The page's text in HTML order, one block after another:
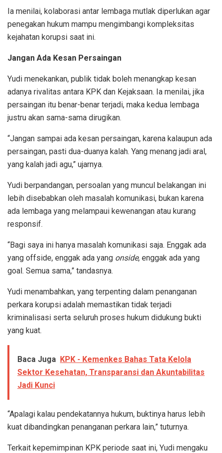
Ia menilai, kolaborasi antar lembaga mutlak diperlukan agar
penegakan hukum mampu mengimbangi kompleksitas
kejahatan korupsi saat ini.
Jangan Ada Kesan Persaingan
Yudi menekankan, publik tidak boleh menangkap kesan
adanya rivalitas antara KPK dan Kejaksaan. Ia menilai, jika
persaingan itu benar-benar terjadi, maka kedua lembaga
justru akan sama-sama dirugikan.
“Jangan sampai ada kesan persaingan, karena kalaupun ada
persaingan, pasti dua-duanya kalah. Yang menang jadi aral,
yang kalah jadi agu,” ujarnya.
Yudi berpandangan, persoalan yang muncul belakangan ini
lebih disebabkan oleh masalah komunikasi, bukan karena
ada lembaga yang melampaui kewenangan atau kurang
responsif.
“Bagi saya ini hanya masalah komunikasi saja. Enggak ada
yang offside, enggak ada yang onside, enggak ada yang
goal. Semua sama,” tandasnya.
Yudi menambahkan, yang terpenting dalam penanganan
perkara korupsi adalah memastikan tidak terjadi
kriminalisasi serta seluruh proses hukum didukung bukti
yang kuat.
Baca Juga KPK - Kemenkes Bahas Tata Kelola
Sektor Kesehatan, Transparansi dan Akuntabilitas
Jadi Kunci
“Apalagi kalau pendekatannya hukum, buktinya harus lebih
kuat dibandingkan penanganan perkara lain,” tuturnya.
Terkait kepemimpinan KPK periode saat ini, Yudi mengaku